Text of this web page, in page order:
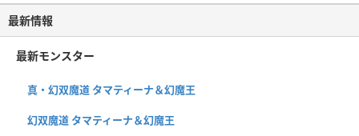
最新情報
最新モンスター
真・幻双魔道 タマティーナ＆幻魔王
幻双魔道 タマティーナ＆幻魔王